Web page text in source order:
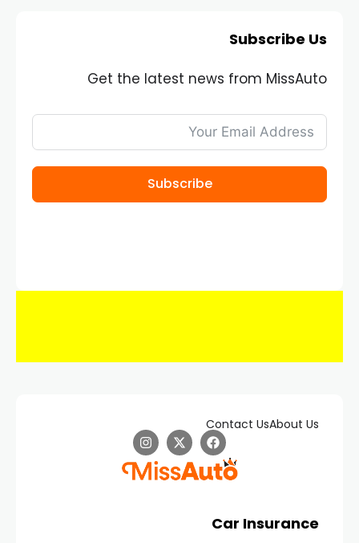
Subscribe Us
Get the latest news from MissAuto
Subscribe
About Us
Contact Us
Car Insurance